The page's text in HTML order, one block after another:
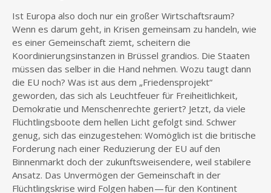
Ist Europa also doch nur ein großer Wirtschaftsraum?
Wenn es darum geht, in Krisen gemeinsam zu handeln, wie
es einer Gemeinschaft ziemt, scheitern die
Koordinierungsinstanzen in Brüssel grandios. Die Staaten
müssen das selber in die Hand nehmen. Wozu taugt dann
die EU noch? Was ist aus dem „Friedensprojekt“
geworden, das sich als Leuchtfeuer für Freiheitlichkeit,
Demokratie und Menschenrechte geriert? Jetzt, da viele
Flüchtlingsboote dem hellen Licht gefolgt sind. Schwer
genug, sich das einzugestehen: Womöglich ist die britische
Forderung nach einer Reduzierung der EU auf den
Binnenmarkt doch der zukunftsweisendere, weil stabilere
Ansatz. Das Unvermögen der Gemeinschaft in der
Flüchtlingskrise wird Folgen haben — für den Kontinent